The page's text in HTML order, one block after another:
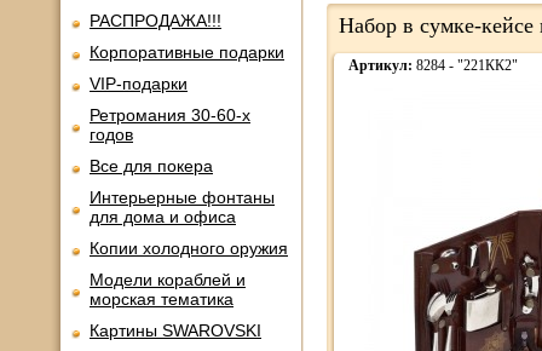
РАСПРОДАЖА!!!
Корпоративные подарки
VIP-подарки
Ретромания 30-60-х
годов
Все для покера
Интерьерные фонтаны
для дома и офиса
Копии холодного оружия
Модели кораблей и
морская тематика
Картины SWAROVSKI
Набор в сумке-
Артикул: 8284 - "221КК2"